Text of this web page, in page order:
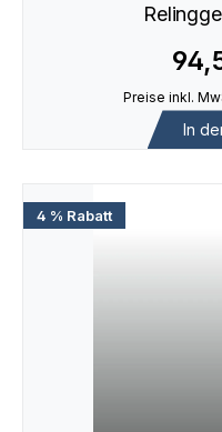
Preise inkl.
In
4 % Rabatt